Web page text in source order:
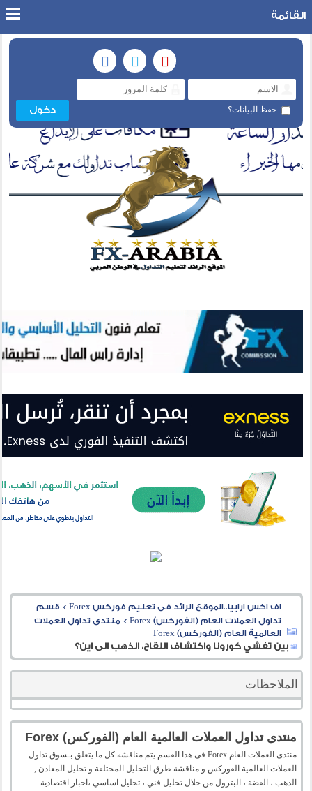
حفظ البيانات؟
القائمة
اف اكس ارابيا..الموقع الرائد فى تعليم فوركس Forex > قسم
تداول العملات العام (الفوركس) Forex
> منتدى تداول العملات
العالمية العام (الفوركس) Forex
بين تفشي كورونا واكتشاف اللقاح، الذهب الى اين؟
الملاحظات
منتدى تداول العملات العالمية العام (الفوركس) Forex
منتدى العملات العام Forex فى هذا القسم يتم مناقشه كل ما يتعلق بـسوق تداول
العملات العالمية الفوركس و مناقشة طرق التحليل المختلفة و تحليل المعادن ,
الذهب ، الفضة ، البترول من خلال تحليل فني ، تحليل اساسي ،اخبار اقتصادية